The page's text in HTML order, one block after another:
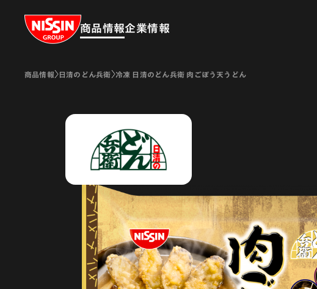
Nissin Group
商品情報企業情報
商品情報 日清のどん兵衛 冷凍 日清のどん兵衛 肉ごぼう天うどん